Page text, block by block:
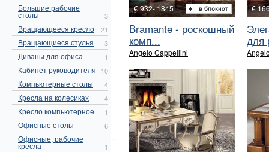
Большие рабочие
столы 3
Вращающееся кресло 21
Вращающиеся стулья 3
Диваны для офиса 1
Кабинет руководителя 10
Компьютерные столы 4
Кресла на колесиках 4
Кресло компьютерное 1
Офисные столы 6
Офисные, рабочие
кресла 1
€ 932- 1845
Bramante - роскошный
комп...
Angelo Cappellini
€
для